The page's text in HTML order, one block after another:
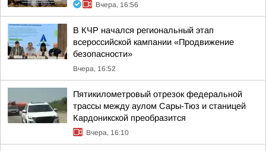
Вчера, 16:56
В КЧР начался региональный этап
всероссийской кампании «Продвижение
безопасности»
Вчера, 16:52
Пятикилометровый отрезок федеральной
трассы между аулом Сары-Тюз и станицей
Кардоникской преобразится
Вчера, 16:10